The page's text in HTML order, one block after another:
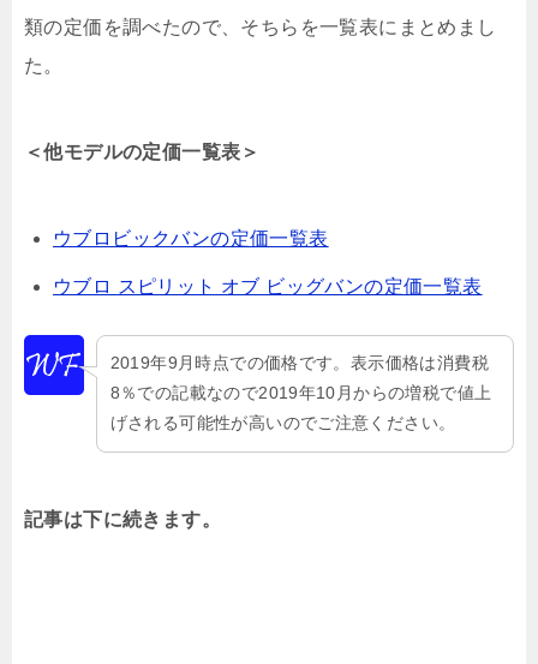
類の定価を調べたので、そちらを一覧表にまとめまし
た。
＜他モデルの定価一覧表＞
ウブロビックバンの定価一覧表
ウブロ スピリット オブ ビッグバンの定価一覧表
2019年9月時点での価格です。表示価格は消費税
8％での記載なので2019年10月からの増税で値上
げされる可能性が高いのでご注意ください。
記事は下に続きます。